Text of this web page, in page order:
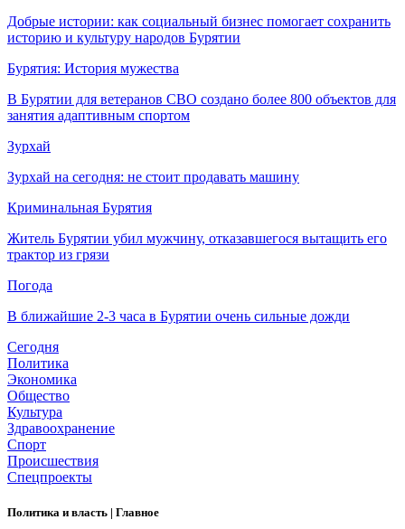
Добрые истории: как социальный бизнес помогает сохранить
историю и культуру народов Бурятии
Бурятия: История мужества
В Бурятии для ветеранов СВО создано более 800 объектов для
занятия адаптивным спортом
Зурхай
Зурхай на сегодня: не стоит продавать машину
Криминальная Бурятия
Житель Бурятии убил мужчину, отказавшегося вытащить его
трактор из грязи
Погода
В ближайшие 2-3 часа в Бурятии очень сильные дожди
Сегодня
Политика
Экономика
Общество
Культура
Здравоохранение
Спорт
Происшествия
Спецпроекты
Политика и власть | Главное